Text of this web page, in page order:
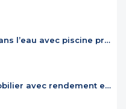
Maison pieds dans l’eau avec piscine privée
Ensemble immobilier avec rendement et potentiel – Jardins de la Baie Orientale